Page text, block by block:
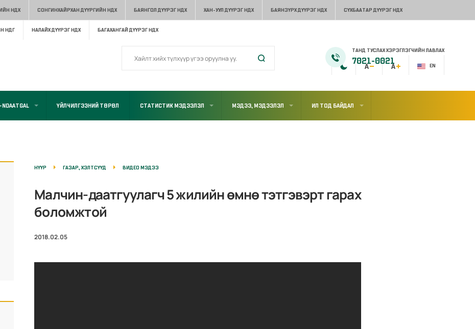
НДХ СОНГИНХАЙРХАН ДҮҮРГИЙН НДХ БАЯНГОЛ ДҮҮРЭГ НДХ ХАН-УУЛ ДҮҮРЭГ НДХ БАЯНЗҮРХ ДҮҮРЭГ НДХ СҮХБААТАР ДҮҮРЭГ НДХ
НДГ НАЛАЙХ ДҮҮРЭГ НДХ БАГАХАНГАЙ ДҮҮРЭГ НДХ
EN
ТАНД ТУСЛАХ ХЭРЭГЛЭГЧИЙН ЛАВЛАХ
7021-0021
NDAATGAL ҮЙЛЧИЛГЭЭНИЙ ТӨРӨЛ СТАТИСТИК МЭДЭЭЛЭЛ МЭДЭЭ, МЭДЭЭЛЭЛ ИЛ ТОД БАЙДАЛ
НҮҮР ГАЗАР, ХЭЛТСҮҮД ВИДЕО МЭДЭЭ
Малчин-даатгуулагч 5 жилийн өмнө тэтгэвэрт гарах
боломжтой
2018.02.05